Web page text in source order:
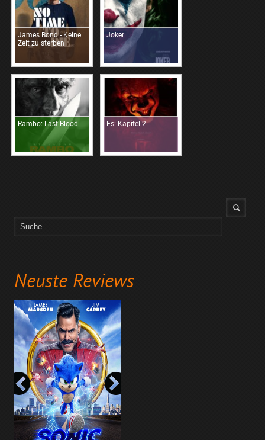
Neuste Reviews
James Bond - Keine
Zeit zu sterben
Joker
Rambo: Last Blood Es: Kapitel 2